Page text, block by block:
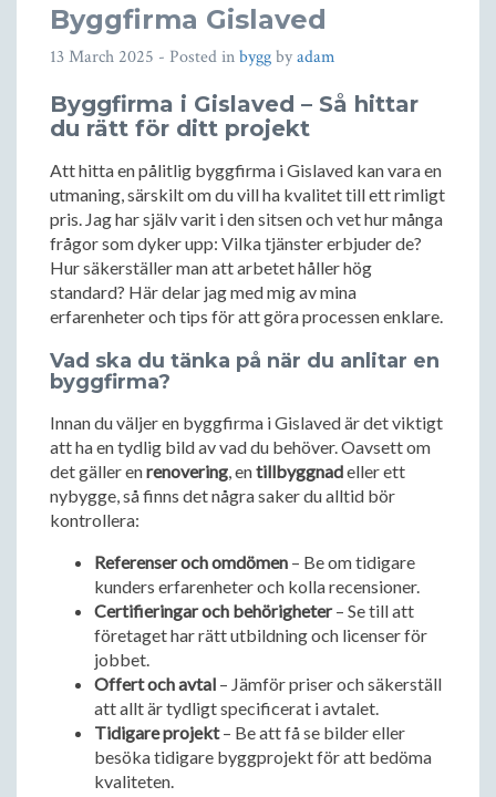
Byggfirma Gislaved
13 March 2025 - Posted inbyggbyadam
Byggfirma i Gislaved – Så hittar
du rätt för ditt projekt
Att hitta en pålitlig byggfirma i Gislaved kan vara en
utmaning, särskilt om du vill ha kvalitet till ett rimligt
pris. Jag har själv varit i den sitsen och vet hur många
frågor som dyker upp: Vilka tjänster erbjuder de?
Hur säkerställer man att arbetet håller hög
standard? Här delar jag med mig av mina
erfarenheter och tips för att göra processen enklare.
Vad ska du tänka på när du anlitar en
byggfirma?
Innan du väljer en byggfirma i Gislaved är det viktigt
att ha en tydlig bild av vad du behöver. Oavsett om
det gäller enrenovering, entillbyggnadeller ett
nybygge, så finns det några saker du alltid bör
kontrollera:
Referenser och omdömen – Be om tidigare
kunders erfarenheter och kolla recensioner.
Certifieringar och behörigheter– Se till att
företaget har rätt utbildning och licenser för
jobbet.
Offert och avtal – Jämför priser och säkerställ
att allt är tydligt specificerat i avtalet.
Tidigare projekt– Be att få se bilder eller
besöka tidigare byggprojekt för att bedöma
kvaliteten.